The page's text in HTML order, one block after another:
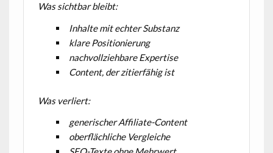
Was sichtbar bleibt:
Inhalte mit echter Substanz
klare Positionierung
nachvollziehbare Expertise
Content, der zitierfähig ist
Was verliert:
generischer Affiliate-Content
oberflächliche Vergleiche